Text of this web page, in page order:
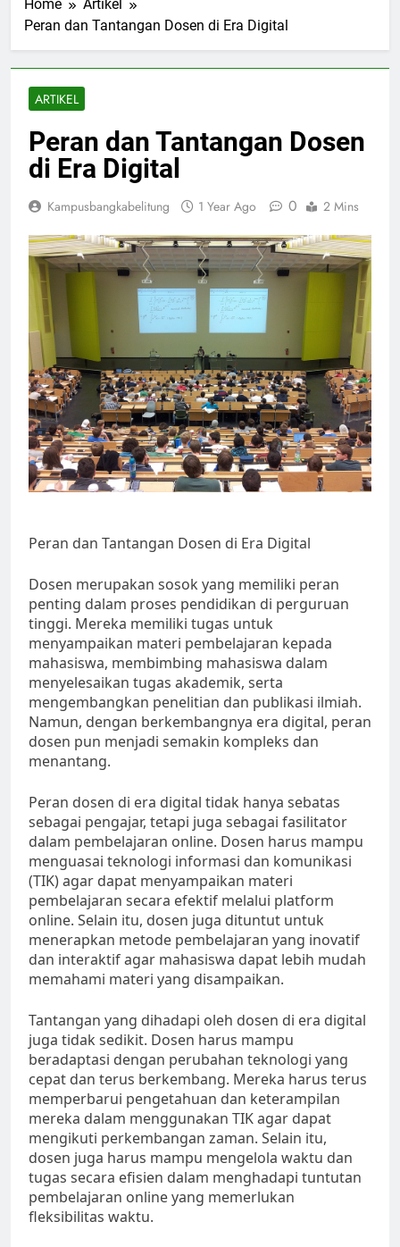
Home
Artikel
Peran dan Tantangan Dosen di Era Digital
ARTIKEL
Peran dan Tantangan Dosen
di Era Digital
Kampusbangkabelitung 1 Year Ago 0 2 Mins
Peran dan Tantangan Dosen di Era Digital
Dosen merupakan sosok yang memiliki peran
penting dalam proses pendidikan di perguruan
tinggi. Mereka memiliki tugas untuk
menyampaikan materi pembelajaran kepada
mahasiswa, membimbing mahasiswa dalam
menyelesaikan tugas akademik, serta
mengembangkan penelitian dan publikasi ilmiah.
Namun, dengan berkembangnya era digital, peran
dosen pun menjadi semakin kompleks dan
menantang.
Peran dosen di era digital tidak hanya sebatas
sebagai pengajar, tetapi juga sebagai fasilitator
dalam pembelajaran online. Dosen harus mampu
menguasai teknologi informasi dan komunikasi
(TIK) agar dapat menyampaikan materi
pembelajaran secara efektif melalui platform
online. Selain itu, dosen juga dituntut untuk
menerapkan metode pembelajaran yang inovatif
dan interaktif agar mahasiswa dapat lebih mudah
memahami materi yang disampaikan.
Tantangan yang dihadapi oleh dosen di era digital
juga tidak sedikit. Dosen harus mampu
beradaptasi dengan perubahan teknologi yang
cepat dan terus berkembang. Mereka harus terus
memperbarui pengetahuan dan keterampilan
mereka dalam menggunakan TIK agar dapat
mengikuti perkembangan zaman. Selain itu,
dosen juga harus mampu mengelola waktu dan
tugas secara efisien dalam menghadapi tuntutan
pembelajaran online yang memerlukan
fleksibilitas waktu.